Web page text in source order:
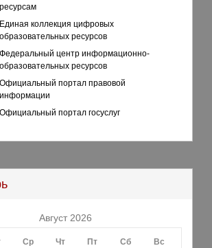
ресурсам
Единая коллекция цифровых
образовательных ресурсов
Федеральный центр информационно-
образовательных ресурсов
Официальный портал правовой
информации
Официальный портал госуслуг
Август 2026
Ср Чт Пт Сб Вс